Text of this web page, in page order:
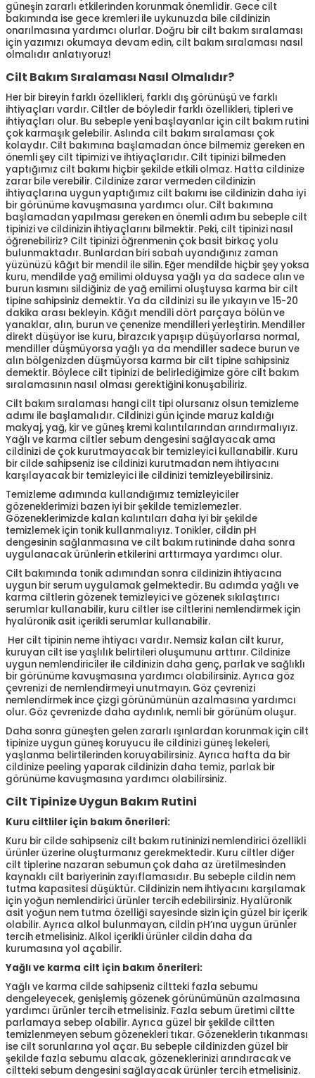
güneşin zararlı etkilerinden korunmak önemlidir. Gece cilt
bakımında ise gece kremleri ile uykunuzda bile cildinizin
onarılmasına yardımcı olurlar. Doğru bir cilt bakım sıralaması
için yazımızı okumaya devam edin, cilt bakım sıralaması nasıl
olmalıdır anlatıyoruz!
Cilt Bakım Sıralaması Nasıl Olmalıdır?
Her bir bireyin farklı özellikleri, farklı dış görünüşü ve farklı
ihtiyaçları vardır. Ciltler de böyledir farklı özellikleri, tipleri ve
ihtiyaçları olur. Bu sebeple yeni başlayanlar için cilt bakım rutini
çok karmaşık gelebilir. Aslında cilt bakım sıralaması çok
kolaydır. Cilt bakımına başlamadan önce bilmemiz gereken en
önemli şey cilt tipimizi ve ihtiyaçlarıdır. Cilt tipinizi bilmeden
yaptığımız cilt bakımı hiçbir şekilde etkili olmaz. Hatta cildinize
zarar bile verebilir. Cildinize zarar vermeden cildinizin
ihtiyaçlarına uygun yaptığımız cilt bakımı ise cildinizin daha iyi
bir görünüme kavuşmasına yardımcı olur. Cilt bakımına
başlamadan yapılması gereken en önemli adım bu sebeple cilt
tipinizi ve cildinizin ihtiyaçlarını bilmektir. Peki, cilt tipinizi nasıl
öğrenebiliriz? Cilt tipinizi öğrenmenin çok basit birkaç yolu
bulunmaktadır. Bunlardan biri sabah uyandığınız zaman
yüzünüzü kâğıt bir mendil ile silin. Eğer mendilde hiçbir şey yoksa
kuru, mendilde yağ emilimi olduysa yağlı ya da sadece alın ve
burun kısmını sildiğiniz de yağ emilimi oluştuysa karma bir cilt
tipine sahipsiniz demektir. Ya da cildinizi su ile yıkayın ve 15-20
dakika arası bekleyin. Kâğıt mendili dört parçaya bölün ve
yanaklar, alın, burun ve çenenize mendilleri yerleştirin. Mendiller
direkt düşüyor ise kuru, birazcık yapışıp düşüyorlarsa normal,
mendiller düşmüyorsa yağlı ya da mendiller sadece burun ve
alın bölgenizden düşmüyorsa karma bir cilt tipine sahipsiniz
demektir. Böylece cilt tipinizi de belirlediğimize göre cilt bakım
sıralamasının nasıl olması gerektiğini konuşabiliriz.
Cilt bakım sıralaması hangi cilt tipi olursanız olsun temizleme
adımı ile başlamalıdır. Cildinizi gün içinde maruz kaldığı
makyaj, yağ, kir ve güneş kremi kalıntılarından arındırmalıyız.
Yağlı ve karma ciltler sebum dengesini sağlayacak ama
cildinizi de çok kurutmayacak bir temizleyici kullanabilir. Kuru
bir cilde sahipseniz ise cildinizi kurutmadan nem ihtiyacını
karşılayacak bir temizleyici ile cildinizi temizleyebilirsiniz.
Temizleme adımında kullandığımız temizleyiciler
gözeneklerimizi bazen iyi bir şekilde temizlemezler.
Gözeneklerimizde kalan kalıntıları daha iyi bir şekilde
temizlemek için tonik kullanmalıyız. Tonikler, cildin pH
dengesinin sağlanmasına ve cilt bakım rutininde daha sonra
uygulanacak ürünlerin etkilerini arttırmaya yardımcı olur.
Cilt bakımında tonik adımından sonra cildinizin ihtiyacına
uygun bir serum uygulamak gelmektedir. Bu adımda yağlı ve
karma ciltlerin gözenek temizleyici ve gözenek sıkılaştırıcı
serumlar kullanabilir, kuru ciltler ise ciltlerini nemlendirmek için
hyalüronik asit içerikli serumlar kullanabilir.
Her cilt tipinin neme ihtiyacı vardır. Nemsiz kalan cilt kurur,
kuruyan cilt ise yaşlılık belirtileri oluşumunu arttırır. Cildinize
uygun nemlendiriciler ile cildinizin daha genç, parlak ve sağlıklı
bir görünüme kavuşmasına yardımcı olabilirsiniz. Ayrıca göz
çevrenizi de nemlendirmeyi unutmayın. Göz çevrenizi
nemlendirmek ince çizgi görünümünün azalmasına yardımcı
olur. Göz çevrenizde daha aydınlık, nemli bir görünüm oluşur.
Daha sonra güneşten gelen zararlı ışınlardan korunmak için cilt
tipinize uygun güneş koruyucu ile cildinizi güneş lekeleri,
yaşlanma belirtilerinden koruyabilirsiniz. Ayrıca hafta da bir
cildinize peeling yaparak cildinizin daha temiz, parlak bir
görünüme kavuşmasına yardımcı olabilirsiniz.
Cilt Tipinize Uygun Bakım Rutini
Kuru ciltliler için bakım önerileri:
Kuru bir cilde sahipseniz cilt bakım rutininizi nemlendirici özellikli
ürünler üzerine oluşturmanız gerekmektedir. Kuru ciltler diğer
cilt tiplerine nazaran sebumun çok daha az üretilmesinden
kaynaklı cilt bariyerinin zayıflamasıdır. Bu sebeple cildin nem
tutma kapasitesi düşüktür. Cildinizin nem ihtiyacını karşılamak
için yoğun nemlendirici ürünler tercih edebilirsiniz. Hyalüronik
asit yoğun nem tutma özelliği sayesinde sizin için güzel bir içerik
olabilir. Ayrıca alkol bulunmayan, cildin pH’ına uygun ürünler
tercih etmelisiniz. Alkol içerikli ürünler cildin daha da
kurumasına yol açabilir.
Yağlı ve karma cilt için bakım önerileri:
Yağlı ve karma cilde sahipseniz ciltteki fazla sebumu
dengeleyecek, genişlemiş gözenek görünümünün azalmasına
yardımcı ürünler tercih etmelisiniz. Fazla sebum üretimi ciltte
parlamaya sebep olabilir. Ayrıca güzel bir şekilde ciltten
temizlenmeyen sebum gözenekleri tıkar. Gözeneklerin tıkanması
ise cilt sorunlarına yol açar. Bu sebeple cildinizden güzel bir
şekilde fazla sebumu alacak, gözeneklerinizi arındıracak ve
ciltteki sebum dengesini sağlayacak ürünler tercih etmelisiniz.